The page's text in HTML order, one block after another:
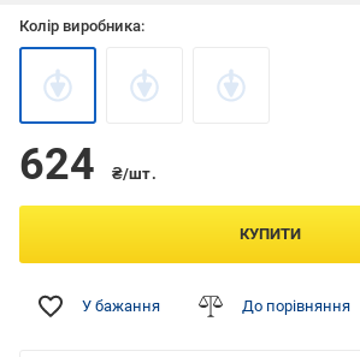
Колір виробника:
624 ₴/шт.
КУПИТИ
У бажання До порівняння